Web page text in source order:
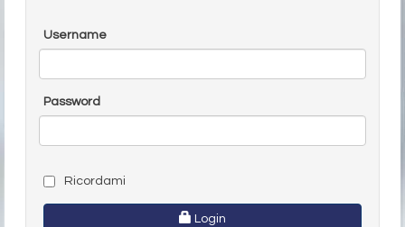
Username
Password
Ricordami
Login